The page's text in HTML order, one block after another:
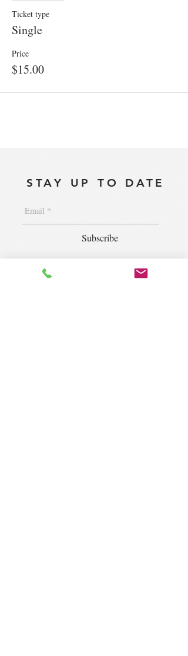
Ticket type
Single
Price
$15.00
STAY UP TO DATE
Subscribe
1400 S. Wolf Rd. Suite 100, Wheeling,